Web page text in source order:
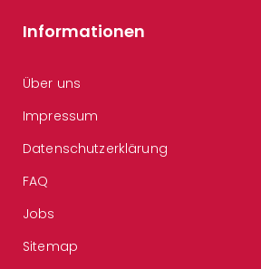
Informationen
Über uns
Impressum
Datenschutzerklärung
FAQ
Jobs
Sitemap